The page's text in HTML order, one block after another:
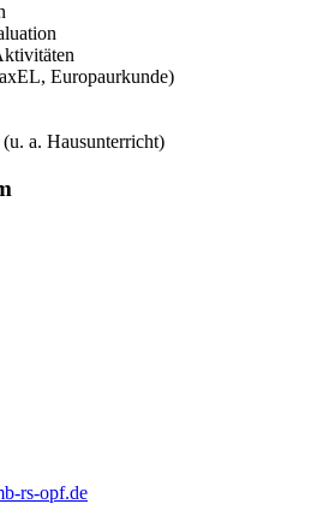
Europaurkunde)
a. Hausunterricht)
rs-opf.de